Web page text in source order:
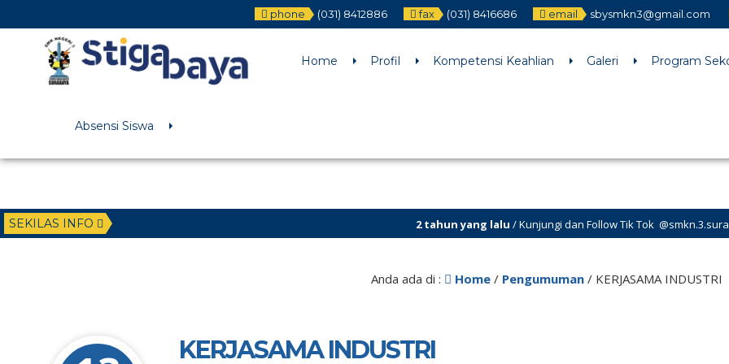
: Function WP_Dependencies->add_data() was called with an argument that is deprecatedsince version 6.9.0! IE
/home/u6225882/public_html/wp-includes/functions.php
phone (031) 8412886 fax (031) 8416686 email sbysmkn3@gmail.com
Home Profil Kompetensi Keahlian Galeri Program
Absensi Siswa
SEKILAS INFO 2 tahun yang lalu/ Kunjungi dan Follow Tik Tok @smkn.3.surabaya untuk
Anda ada di : Home / Pengumuman / KERJASAMA INDUSTRI
KERJASAMA INDUSTRI